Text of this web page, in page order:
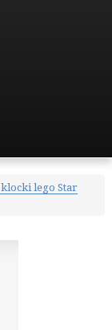
lego Star